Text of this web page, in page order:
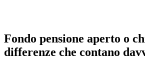
Fondo pensione aperto o
differenze che contano